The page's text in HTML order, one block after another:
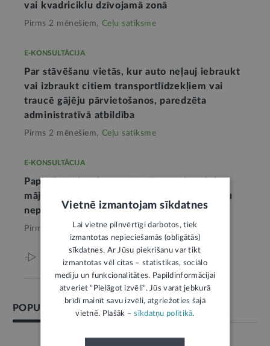
vai kvadriciklu dzīvojamā zonā
Pirms 2 mēnešiem, Ceļu satiksme
E-KONSULTĀCIJA
Par stāvēšanu vietās, kur auto neļauj iebraukt
vai izbraukt citiem transportlīdzekļiem vai
traucē gājēju pārvietošanos, paredzēta
administratīvā atbildība
Pirms 2 mēnešiem, Ceļu satiksme
E-KONSULTĀCIJA
Paplašinātais atļauto stāvēšanas vietu loks
māju pagalmos neatceļ vispārējo pienākumu
nepārkāpt citus ceļu satiksmes noteikumus
Pirms 3 mēnešiem, Ceļu satiksme
Viss par šo tēmu
POPULĀRĀKĀS TĒMAS
Vietnē izmantojam sīkdatnes
Lai vietne pilnvērtīgi darbotos, tiek
izmantotas nepieciešamās (obligātās)
sīkdatnes. Ar Jūsu piekrišanu var tikt
izmantotas vēl citas – statistikas, sociālo
mediju un funkcionalitātes. Papildinformācijai
atveriet "Pielāgot izvēli". Jūs varat jebkurā
brīdī mainīt savu izvēli, atgriežoties šajā
vietnē. Plašāk –sīkdatņu politikā.